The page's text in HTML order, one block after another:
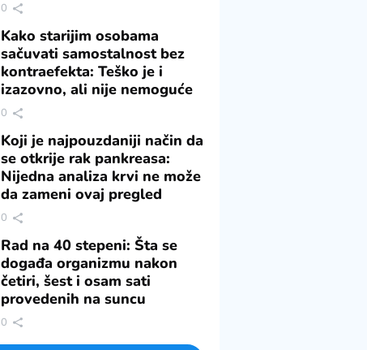
0
Kako starijim osobama
sačuvati samostalnost bez
kontraefekta: Teško je i
izazovno, ali nije nemoguće
0
Koji je najpouzdaniji način da
se otkrije rak pankreasa:
Nijedna analiza krvi ne može
da zameni ovaj pregled
0
Rad na 40 stepeni: Šta se
događa organizmu nakon
četiri, šest i osam sati
provedenih na suncu
0